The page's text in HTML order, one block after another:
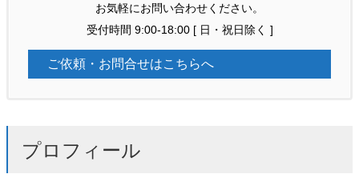
お気軽にお問い合わせください。
受付時間 9:00-18:00 [ 日・祝日除く ]
ご依頼・お問合せはこちらへ
プロフィール